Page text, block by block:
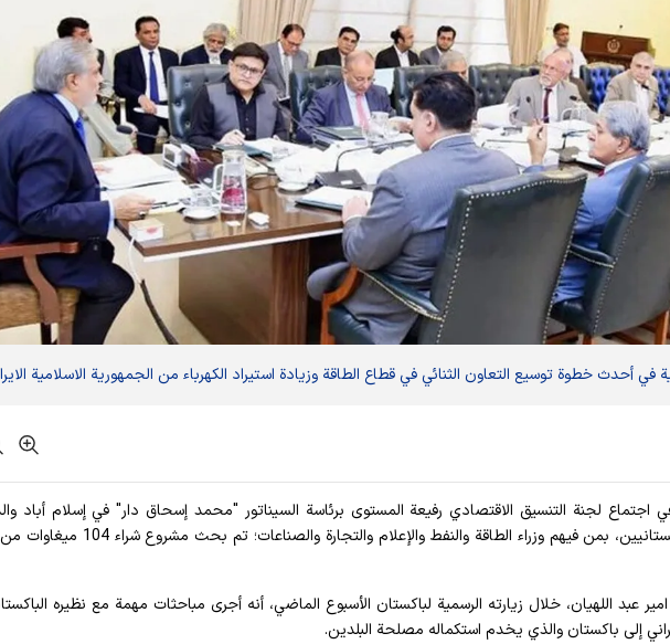
في أحدث خطوة توسيع التعاون الثنائي في قطاع الطاقة وزيادة استيراد الكهرباء من الجمهورية الاسلامية
وفي اجتماع لجنة التنسيق الاقتصادي رفيعة المستوى برئاسة السيناتور "محمد إسحاق دار" في إسلام أباد
بحضور كبار المسؤولين الباكستانيين، بمن فيهم وزراء الطاقة والنفط والإعلام
عبد اللهيان، خلال زيارته الرسمية لباكستان الأسبوع الماضي، أنه أجرى مباحثات مهمة مع نظيره
إلى باكستان والذي يخدم استكماله مصلحة البلدين.